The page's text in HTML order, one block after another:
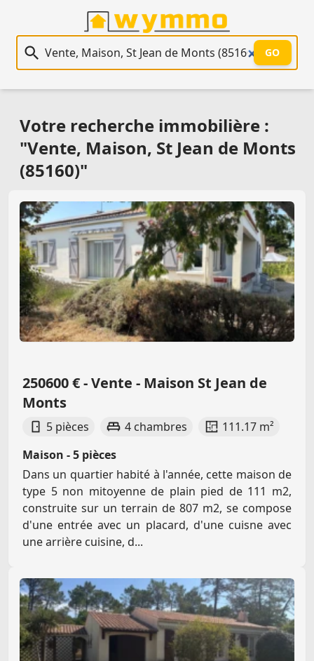
Recherche immobilière
GO
Votre recherche immobilière :
"Vente, Maison, St Jean de Monts
(85160)"
250600 € - Vente - Maison St Jean de
Monts
5 pièces 4 chambres
111.17 m²
Maison - 5 pièces
Dans un quartier habité à l'année, cette maison de
type 5 non mitoyenne de plain pied de 111 m2,
construite sur un terrain de 807 m2, se compose
d'une entrée avec un placard, d'une cuisne avec
une arrière cuisine, d...